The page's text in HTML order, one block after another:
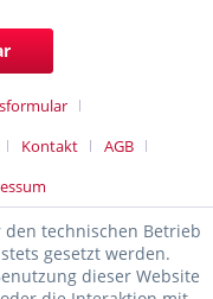
Kontakt
AGB
den technischen Betrieb
gesetzt werden.
dieser Website